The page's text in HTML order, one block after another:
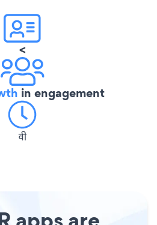
<
in engagement
वी